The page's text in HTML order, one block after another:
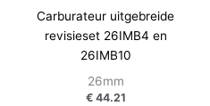
Carburateur uitgebreide
revisieset 26IMB4 en
26IMB10
26mm
€44.21